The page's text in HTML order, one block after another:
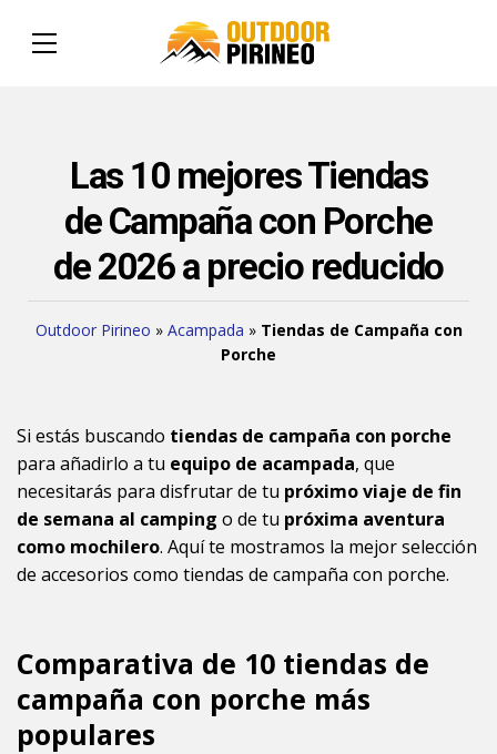
Las 10 mejores Tiendas
de Campaña con Porche
de 2026 a precio reducido
Outdoor Pirineo » Acampada » Tiendas de Campaña con
Porche
Si estás buscando tiendas de campaña con porche
para añadirlo a tu equipo de acampada, que
necesitarás para disfrutar de tu próximo viaje de fin
de semana al camping o de tu próxima aventura
como mochilero. Aquí te mostramos la mejor selección
de accesorios como tiendas de campaña con porche.
Comparativa de 10 tiendas de
campaña con porche más
populares